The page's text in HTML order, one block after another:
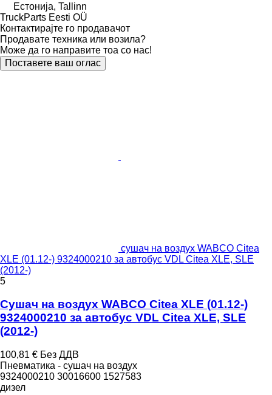
Естонија, Tallinn
TruckParts Eesti OÜ
Контактирајте го продавачот
Продавате техника или возила?
Може да го направите тоа со нас!
Поставете ваш оглас
сушач на воздух WABCO Citea
XLE (01.12-) 9324000210 за автобус VDL Citea XLE, SLE
(2012-)
5
Сушач на воздух WABCO Citea XLE (01.12-)
9324000210 за автобус VDL Citea XLE, SLE
(2012-)
100,81 € Без ДДВ
Пневматика - сушач на воздух
9324000210 30016600 1527583
дизел